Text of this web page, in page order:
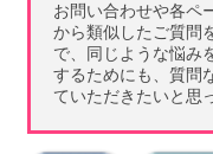
お問い合わせや各ペ
から類似したご質問
で、同じような悩み
するためにも、質問
ていただきたいと思